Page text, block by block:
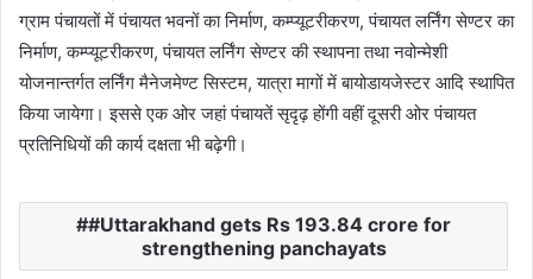
ग्राम पंचायतों में पंचायत भवनों का निर्माण, कम्प्यूटरीकरण, पंचायत लर्निंग सेण्टर का
निर्माण, कम्प्यूटरीकरण, पंचायत लर्निंग सेण्टर की स्थापना तथा नवोन्मेशी
योजनान्तर्गत लर्निंग मैनेजमेण्ट सिस्टम, यात्रा मागों में बायोडायजेस्टर आदि स्थापित
किया जायेगा। इससे एक ओर जहां पंचायतें सृदृढ़ होंगी वहीं दूसरी ओर पंचायत
प्रतिनिधियों की कार्य दक्षता भी बढ़ेगी।
#Uttarakhand gets Rs 193.84 crore for
strengthening panchayats